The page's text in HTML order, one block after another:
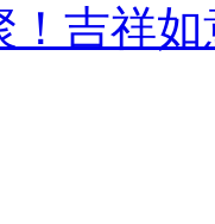
！吉祥